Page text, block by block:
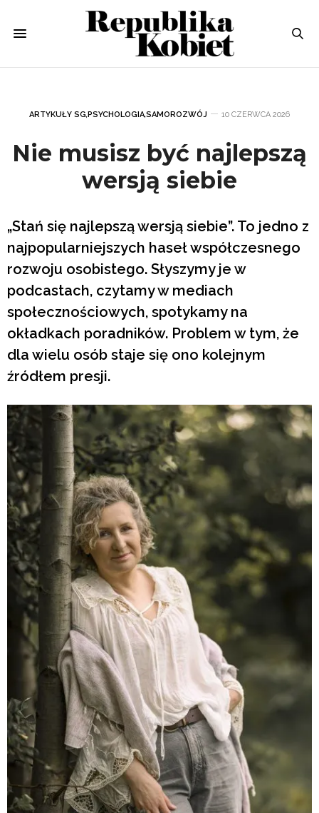
ARTYKUŁY SG,PSYCHOLOGIA,SAMOROZWÓJ 10 CZERWCA 2026
Nie musisz być najlepszą
wersją siebie
„Stań się najlepszą wersją siebie”. To jedno z
najpopularniejszych haseł współczesnego
rozwoju osobistego. Słyszymy je w
podcastach, czytamy w mediach
społecznościowych, spotykamy na
okładkach poradników. Problem w tym, że
dla wielu osób staje się ono kolejnym
źródłem presji.